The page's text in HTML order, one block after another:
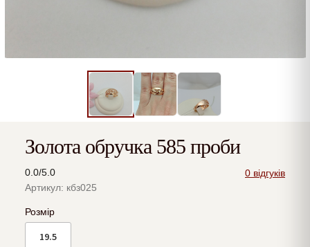
Золота обручка 585 проби
0.0/5.0
0 відгуків
Артикул: кбз025
Розмір
19.5